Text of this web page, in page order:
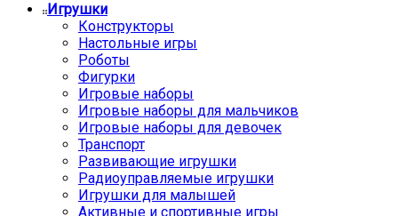
Игрушки
Конструкторы
Настольные игры
Роботы
Фигурки
Игровые наборы
Игровые наборы для мальчиков
Игровые наборы для девочек
Транспорт
Развивающие игрушки
Радиоуправляемые игрушки
Игрушки для малышей
Активные и спортивные игры